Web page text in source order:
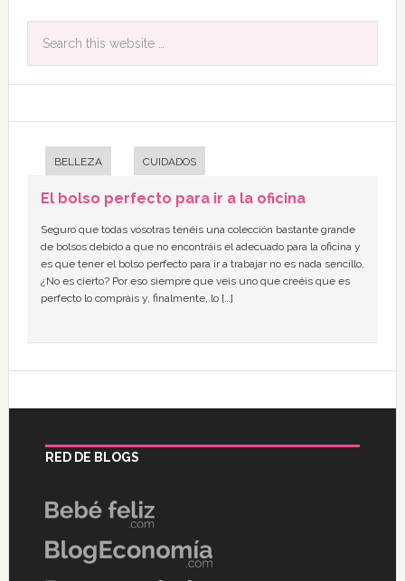
BELLEZA CUIDADOS
El bolso perfecto para ir a la oficina
Seguro que todas vosotras tenéis una colección bastante grande
de bolsos debido a que no encontráis el adecuado para la oficina y
es que tener el bolso perfecto para ir a trabajar no es nada sencillo,
¿No es cierto? Por eso siempre que veis uno que creéis que es
perfecto lo compráis y, finalmente, lo […]
RED DE BLOGS